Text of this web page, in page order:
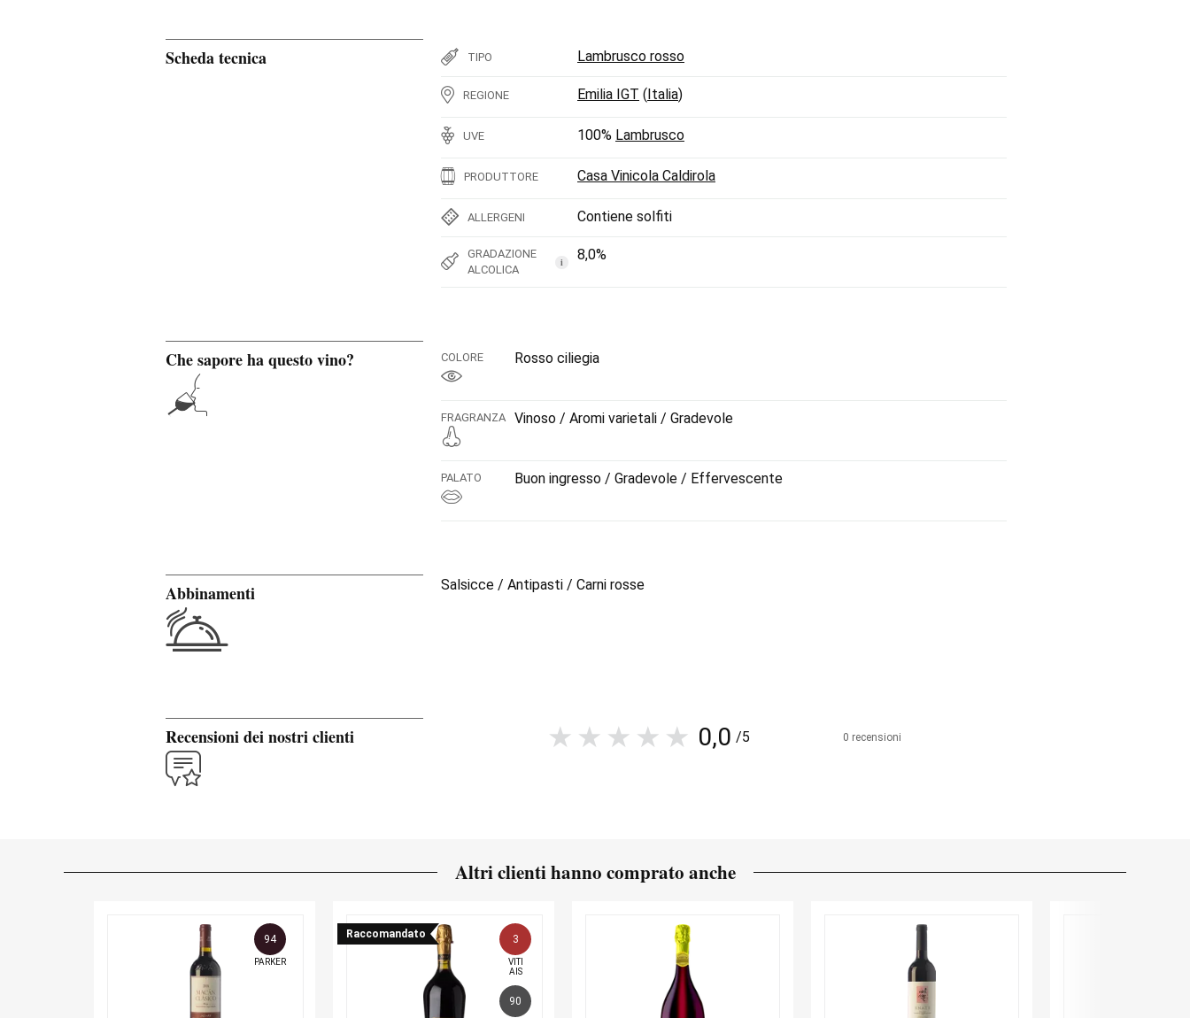
Scheda tecnica TIPO Lambrusco rosso
REGIONE Emilia IGT (Italia)
UVE 100% Lambrusco
PRODUTTORE Casa Vinicola Caldirola
ALLERGENI Contiene solfiti
GRADAZIONE
ALCOLICA
i 8,0%
Che sapore ha questo vino? COLORE Rosso ciliegia
FRAGRANZA Vinoso / Aromi varietali / Gradevole
PALATO Buon ingresso / Gradevole / Effervescente
Abbinamenti Salsicce / Antipasti / Carni rosse
Recensioni dei nostri clienti 0,0 /5 0 recensioni
Altri clienti hanno comprato anche
94
PARKER
Raccomandato 3
VITI
AIS
90